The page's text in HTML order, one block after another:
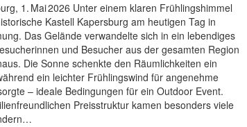
1. Mai 2026 Unter einem klaren Frühlingshimmel
Kastell Kapersburg am heutigen Tag in
Das Gelände verwandelte sich in ein lebendiges
und Besucher aus der gesamten Region
Die Sonne schenkte den Räumlichkeiten ein
ein leichter Frühlingswind für angenehme
– ideale Bedingungen für ein Outdoor Event.
Preisstruktur kamen besonders viele